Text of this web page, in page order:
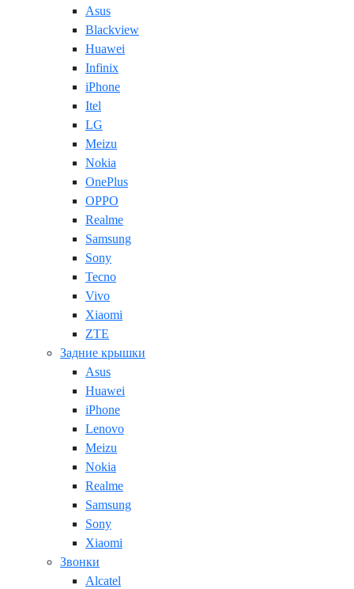
Asus
Blackview
Huawei
Infinix
iPhone
Itel
LG
Meizu
Nokia
OnePlus
OPPO
Realme
Samsung
Sony
Tecno
Vivo
Xiaomi
ZTE
Задние крышки
Asus
Huawei
iPhone
Lenovo
Meizu
Nokia
Realme
Samsung
Sony
Xiaomi
Звонки
Alcatel